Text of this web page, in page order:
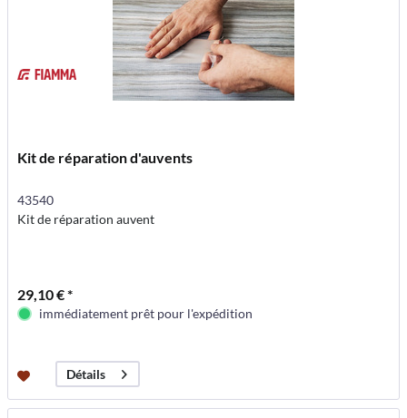
Kit de réparation d'auvents
43540
Kit de réparation auvent
29,10 € *
immédiatement prêt pour l'expédition
Détails